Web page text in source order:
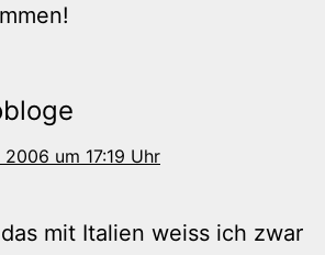
2006 um 17:19 Uhr
mit Italien weiss ich zwar